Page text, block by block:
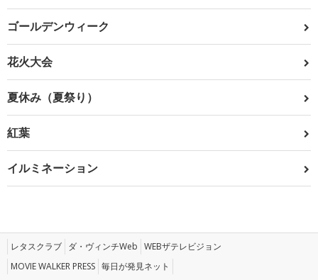
ゴールデンウィーク
花火大会
夏休み（夏祭り）
紅葉
イルミネーション
レタスクラブ ダ・ヴィンチWeb WEBザテレビジョン
MOVIE WALKER PRESS 毎日が発見ネット